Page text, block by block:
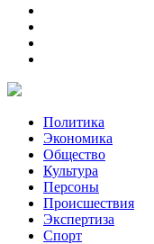
Политика
Экономика
Общество
Культура
Персоны
Происшествия
Экспертиза
Спорт